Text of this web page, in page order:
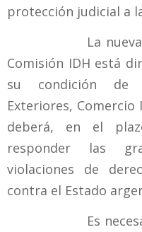
protección judicial a
La
Comisión IDH está
su condición de
Exteriores,
deberá, en el
responder las
violaciones de
contra el Estado
Es